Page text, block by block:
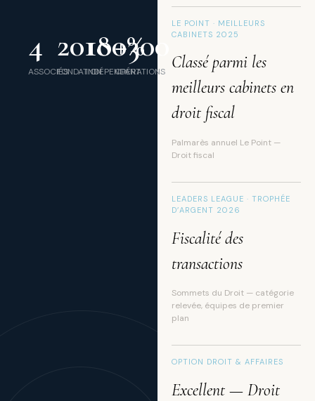
ASSOCIÉS
4
FONDATION
2018
INDÉPENDANT
100%
OPÉRATIONS
+300
LE POINT · MEILLEURS
CABINETS 2025
Classé parmi les
meilleurs cabinets en
droit fiscal
Palmarès annuel Le Point —
Droit fiscal
LEADERS LEAGUE · TROPHÉE
D’ARGENT 2026
Fiscalité des
transactions
Sommets du Droit — catégorie
relevée, équipes de premier
plan
OPTION DROIT & AFFAIRES
Excellent — Droit